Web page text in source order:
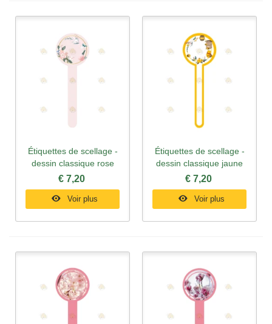
Étiquettes de scellage -
dessin classique rose
€ 7,20
Voir plus
Étiquettes de scellage -
dessin classique jaune
€ 7,20
Voir plus